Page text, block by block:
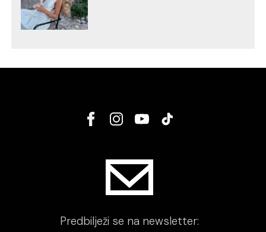
Predbilježi se na newsletter: